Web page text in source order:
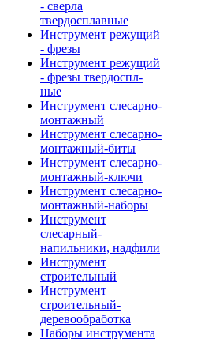
- сверла
твердосплавные
Инструмент режущий
- фрезы
Инструмент режущий
- фрезы твердоспл-
ные
Инструмент слесарно-
монтажный
Инструмент слесарно-
монтажный-биты
Инструмент слесарно-
монтажный-ключи
Инструмент слесарно-
монтажный-наборы
Инструмент
слесарный-
напильники, надфили
Инструмент
строительный
Инструмент
строительный-
деревообработка
Наборы инструмента